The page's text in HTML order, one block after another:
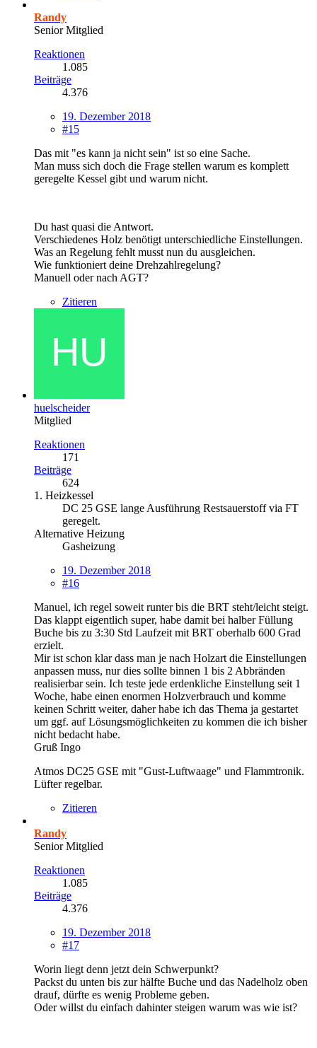
Randy
Senior Mitglied
Reaktionen
1.085
Beiträge
4.376
19. Dezember 2018
#15
Das mit "es kann ja nicht sein" ist so eine Sache.
Man muss sich doch die Frage stellen warum es komplett
geregelte Kessel gibt und warum nicht.
Du hast quasi die Antwort.
Verschiedenes Holz benötigt unterschiedliche Einstellungen.
Was an Regelung fehlt musst nun du ausgleichen.
Wie funktioniert deine Drehzahlregelung?
Manuell oder nach AGT?
Zitieren
huelscheider
Mitglied
Reaktionen
171
Beiträge
624
1. Heizkessel
DC 25 GSE lange Ausführung Restsauerstoff via FT
geregelt.
Alternative Heizung
Gasheizung
19. Dezember 2018
#16
Manuel, ich regel soweit runter bis die BRT steht/leicht steigt.
Das klappt eigentlich super, habe damit bei halber Füllung
Buche bis zu 3:30 Std Laufzeit mit BRT oberhalb 600 Grad
erzielt.
Mir ist schon klar dass man je nach Holzart die Einstellungen
anpassen muss, nur dies sollte binnen 1 bis 2 Abbränden
realisierbar sein. Ich teste jede erdenkliche Einstellung seit 1
Woche, habe einen enormen Holzverbrauch und komme
keinen Schritt weiter, daher habe ich das Thema ja gestartet
um ggf. auf Lösungsmöglichkeiten zu kommen die ich bisher
nicht bedacht habe.
Gruß Ingo
Atmos DC25 GSE mit "Gust-Luftwaage" und Flammtronik.
Lüfter regelbar.
Zitieren
Randy
Senior Mitglied
Reaktionen
1.085
Beiträge
4.376
19. Dezember 2018
#17
Worin liegt denn jetzt dein Schwerpunkt?
Packst du unten bis zur hälfte Buche und das Nadelholz oben
drauf, dürfte es wenig Probleme geben.
Oder willst du einfach dahinter steigen warum was wie ist?